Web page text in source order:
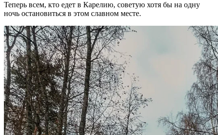
Теперь всем, кто едет в Карелию, советую хотя бы на одну
ночь остановиться в этом славном месте.